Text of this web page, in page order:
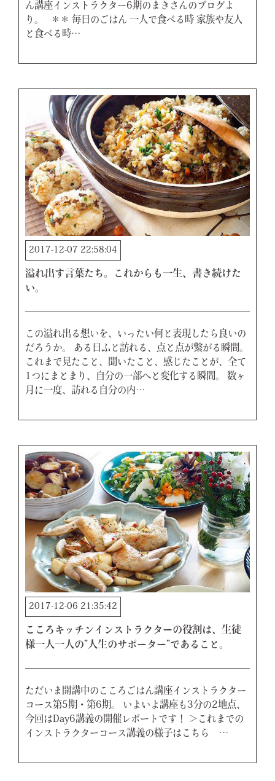
ん講座インストラクター6期のまきさんのブログよ
り。 ＊＊ 毎日のごはん 一人で食べる時 家族や友人
と食べる時…
2017-12-07 22:58:04
溢れ出す言葉たち。これからも一生、書き続けた
い。
この溢れ出る想いを、いったい何と表現したら良いの
だろうか。 ある日ふと訪れる、点と点が繋がる瞬間。
これまで見たこと、聞いたこと、感じたことが、全て
1つにまとまり、自分の一部へと変化する瞬間。 数ヶ
月に一度、訪れる自分の内…
2017-12-06 21:35:42
こころキッチンインストラクターの役割は、生徒
様一人一人の”人生のサポーター”であること。
ただいま開講中のこころごはん講座インストラクター
コース第5期・第6期。 いよいよ講座も3分の2地点、
今回はDay6講義の開催レポートです！ ＞これまでの
インストラクターコース講義の様子はこちら …